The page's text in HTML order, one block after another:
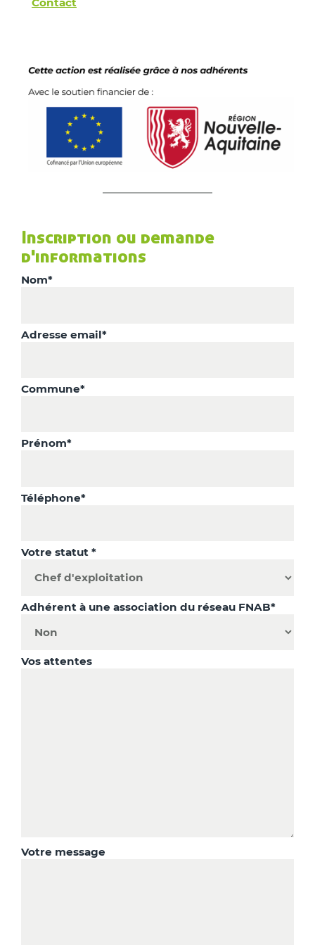
Inscription ou demande
d'informations
Nom*
Adresse email*
Commune*
Prénom*
Téléphone*
Votre statut *
Adhérent à une association du réseau FNAB*
Vos attentes
Votre message